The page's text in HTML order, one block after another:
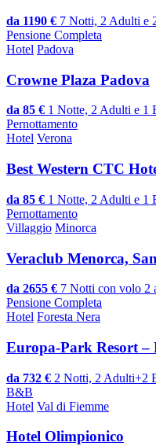
da 1190 € 7 Notti, 2 Adulti e
Pensione Completa
Hotel Padova
Crowne Plaza Padova
da 85 € 1 Notte, 2 Adulti e 1
Pernottamento
Hotel Verona
Best Western CTC
da 85 € 1 Notte, 2 Adulti e 1
Pernottamento
Villaggio Minorca
Veraclub Menorca,
da 2655 € 7 Notti con volo 2
Pensione Completa
Hotel Foresta Nera
Europa-Park Resort –
da 732 € 2 Notti, 2 Adulti+2
B&B
Hotel Val di Fiemme
Hotel Olimpionico